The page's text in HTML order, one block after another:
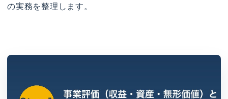
の実務を整理します。